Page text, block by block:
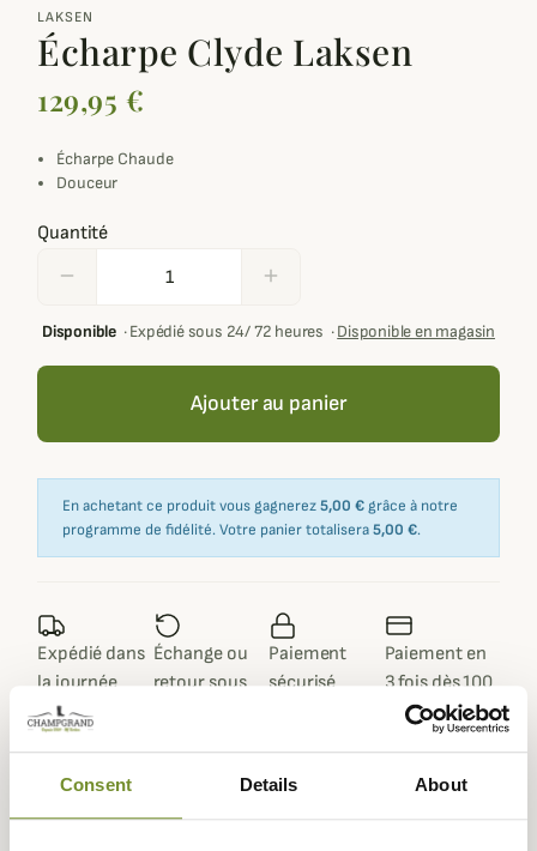
Consent Details About
LAKSEN
Écharpe Clyde Laksen
129,95 €
Écharpe Chaude
Douceur
Quantité
remove add
Disponible·Expédié sous 24/ 72 heures ·Disponible en magasin
Ajouter au panier
En achetant ce produit vous gagnerez5,00 € grâce à notre
programme de fidélité. Votre panier totalisera5,00 €.
Expédié dans
la journée
Échange ou
retour sous
Paiement
sécurisé
Paiement en
3 fois dès 100
euros